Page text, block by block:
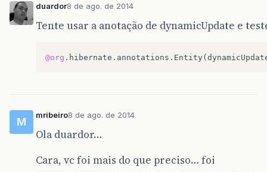
duardor8 de ago. de 2014
Tente usar a anotação de dynamicUpdate e
@org . hibernate . annotations . Entity(
M
mribeiro8 de ago. de 2014
Ola duardor…
Cara, vc foi mais do que preciso… foi